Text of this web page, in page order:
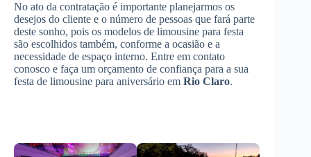
No ato da contratação é importante planejarmos os
desejos do cliente e o número de pessoas que fará parte
deste sonho, pois os modelos de limousine para festa
são escolhidos também, conforme a ocasião e a
necessidade de espaço interno. Entre em contato
conosco e faça um orçamento de confiança para a sua
festa de limousine para aniversário em Rio Claro.